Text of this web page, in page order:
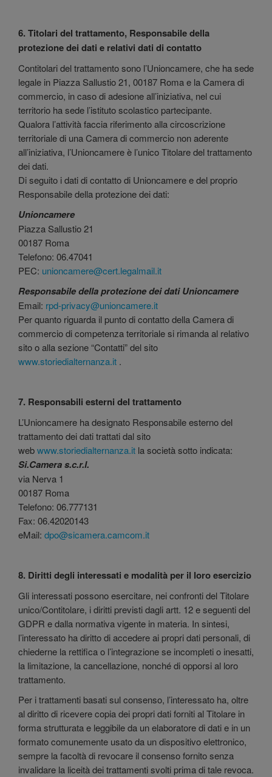
6. Titolari del trattamento, Responsabile della
protezione dei dati e relativi dati di contatto
Contitolari del trattamento sono l’Unioncamere, che ha sede
legale in Piazza Sallustio 21, 00187 Roma e la Camera di
commercio, in caso di adesione all’iniziativa, nel cui
territorio ha sede l’istituto scolastico partecipante.
Qualora l’attività faccia riferimento alla circoscrizione
territoriale di una Camera di commercio non aderente
all’iniziativa, l’Unioncamere è l’unico Titolare del trattamento
dei dati.
Di seguito i dati di contatto di Unioncamere e del proprio
Responsabile della protezione dei dati:
Unioncamere
Piazza Sallustio 21
00187 Roma
Telefono: 06.47041
PEC: unioncamere@cert.legalmail.it
Responsabile della protezione dei dati Unioncamere
Email: rpd-privacy@unioncamere.it
Per quanto riguarda il punto di contatto della Camera di
commercio di competenza territoriale si rimanda al relativo
sito o alla sezione “Contatti” del sito
www.storiedialternanza.it .
7. Responsabili esterni del trattamento
L’Unioncamere ha designato Responsabile esterno del
trattamento dei dati trattati dal sito
webwww.storiedialternanza.it la società sotto indicata:
Si.Camera s.c.r.l.
via Nerva 1
00187 Roma
Telefono: 06.777131
Fax: 06.42020143
eMail: dpo@sicamera.camcom.it
8. Diritti degli interessati e modalità per il loro esercizio
Gli interessati possono esercitare, nei confronti del Titolare
unico/Contitolare, i diritti previsti dagli artt. 12 e seguenti del
GDPR e dalla normativa vigente in materia. In sintesi,
l’interessato ha diritto di accedere ai propri dati personali, di
chiederne la rettifica o l’integrazione se incompleti o inesatti,
la limitazione, la cancellazione, nonché di opporsi al loro
trattamento.
Per i trattamenti basati sul consenso, l’interessato ha, oltre
al diritto di ricevere copia dei propri dati forniti al Titolare in
forma strutturata e leggibile da un elaboratore di dati e in un
formato comunemente usato da un dispositivo elettronico,
sempre la facoltà di revocare il consenso fornito senza
invalidare la liceità dei trattamenti svolti prima di tale revoca.